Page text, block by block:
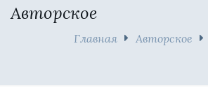
Авторское
Главная Авторское